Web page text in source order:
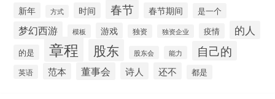
新年 方式 时间 春节 春节期间 是一个
梦幻西游 模板 游戏 独资 独资企业 疫情 的人
的是 章程 股东 股东会 能力 自己的
英语 范本 董事会 诗人 还不 都是